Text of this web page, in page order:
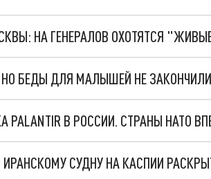
НА ГЕНЕРАЛОВ ОХОТЯТСЯ
БЕДЫ ДЛЯ МАЛЫШЕЙ НЕ
СУДНУ НА КАСПИИ